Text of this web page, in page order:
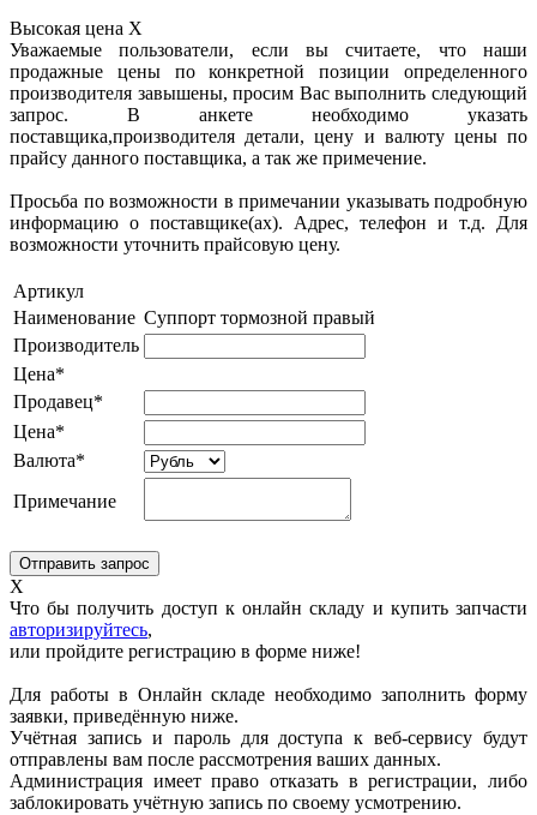
Высокая цена X
Уважаемые пользователи, если вы считаете, что наши
продажные цены по конкретной позиции определенного
производителя завышены, просим Вас выполнить следующий
запрос. В анкете необходимо указать
поставщика,производителя детали, цену и валюту цены по
прайсу данного поставщика, а так же примечение.
Просьба по возможности в примечании указывать подробную
информацию о поставщике(ах). Адрес, телефон и т.д. Для
возможности уточнить прайсовую цену.
Артикул
Наименование Суппорт тормозной правый
Производитель
Цена*
Продавец*
Цена*
Валюта*
Примечание
X
Что бы получить доступ к онлайн складу и купить запчасти
авторизируйтесь,
или пройдите регистрацию в форме ниже!
Для работы в Онлайн складе необходимо заполнить форму
заявки, приведённую ниже.
Учётная запись и пароль для доступа к веб-сервису будут
отправлены вам после рассмотрения ваших данных.
Администрация имеет право отказать в регистрации, либо
заблокировать учётную запись по своему усмотрению.